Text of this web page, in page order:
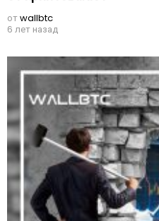
отwallbtc
6 лет назад